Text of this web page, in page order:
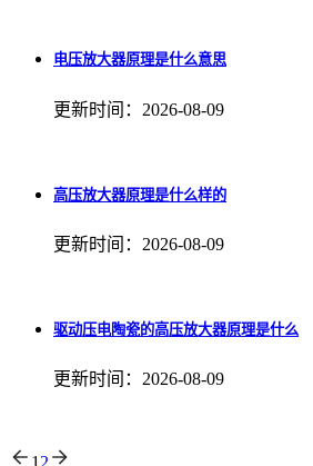
电压放大器原理是什么意思
更新时间：2026-08-09
高压放大器原理是什么样的
更新时间：2026-08-09
驱动压电陶瓷的高压放大器原理是什么
更新时间：2026-08-09